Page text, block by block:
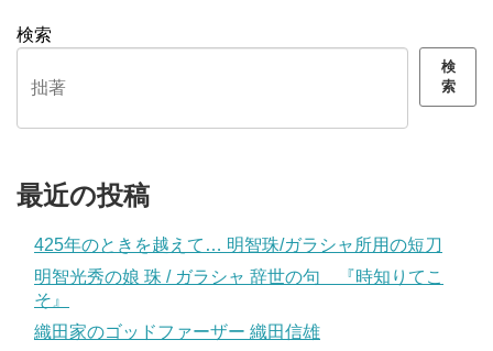
検索
検
索
最近の投稿
425年のときを越えて… 明智珠/ガラシャ所用の短刀
明智光秀の娘 珠 / ガラシャ 辞世の句 『時知りてこ
そ』
織田家のゴッドファーザー 織田信雄